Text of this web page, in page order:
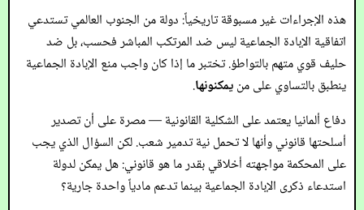
هذه الإجراءات غير مسبوقة تاريخياً: دولة من الجنوب العالمي تستدعي
اتفاقية الإبادة الجماعية ليس ضد المرتكب المباشر فحسب، بل ضد
حليف قوي متهم بالتواطؤ. تختبر ما إذا كان واجب منع الإبادة الجماعية
ينطبق بالتساوي على منيمكنونها.
دفاع ألمانيا يعتمد على الشكلية القانونية — مصرة على أن تصدير
أسلحتها قانوني وأنها لا تحمل نية تدمير شعب. لكن السؤال الذي يجب
على المحكمة مواجهته أخلاقي بقدر ما هو قانوني: هل يمكن لدولة
استدعاء ذكرى الإبادة الجماعية بينما تدعم مادياً واحدة جارية؟